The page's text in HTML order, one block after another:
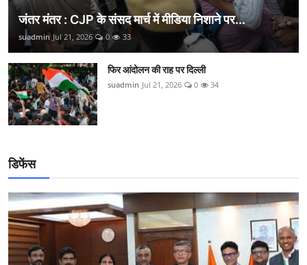
जंतर मंतर : CJP के संसद मार्च में मीडिया निशाने पर...
suadmin Jul 21, 2026 0 33
फिर आंदोलन की राह पर दिल्ली
suadmin Jul 21, 2026 0 34
डिफेंस